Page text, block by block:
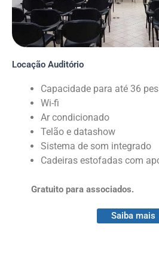
Locação Auditório
Capacidade para até 36
Wi-fi
Ar condicionado
Telão e datashow
Sistema de som integrado
Cadeiras estofadas com
Gratuito para associados.
Saiba mais